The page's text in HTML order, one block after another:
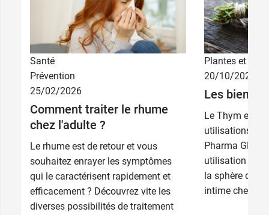
Santé
Prévention
25/02/2026
Comment traiter le rhume
chez l'adulte ?
Le rhume est de retour et vous
souhaitez enrayer les symptômes
qui le caractérisent rapidement et
efficacement ? Découvrez vite les
diverses possibilités de traitement
Plantes et
20/10/2025
Les
Le Thym et
utilisations
Pharma GDD
utilisation pour
la sphère
intime chez la